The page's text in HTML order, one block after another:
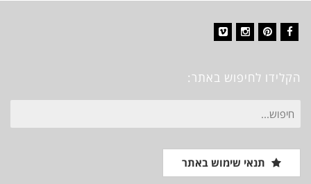
הקלידו לחיפוש באתר:
חיפוש
עבור:
תנאי שימוש באתר